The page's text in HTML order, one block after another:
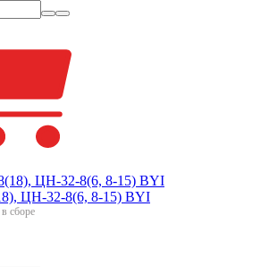
ЦН-32-8(6, 8-15) BYI
сборе